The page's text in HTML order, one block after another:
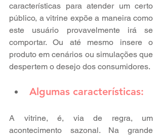
características para atender um certo
público, a vitrine expõe a maneira como
este usuário provavelmente irá se
comportar. Ou até mesmo insere o
produto em cenários ou simulações que
despertem o desejo dos consumidores.
Algumas características:
A vitrine, é, via de regra, um
acontecimento sazonal. Na grande